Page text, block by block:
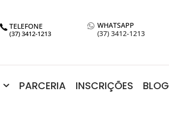
TELEFONE
WHATSAPP
(37) 3412-1213
(37) 3412-1213
PARCERIA INSCRIÇÕES BLOG